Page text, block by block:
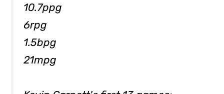
10.7ppg
6rpg
1.5bpg
21mpg